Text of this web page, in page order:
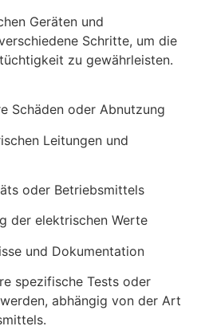
Geräten und
Schritte, um die
zu gewährleisten.
Schäden oder Abnutzung
Leitungen und
oder Betriebsmittels
der elektrischen Werte
und Dokumentation
spezifische Tests oder
abhängig von der Art